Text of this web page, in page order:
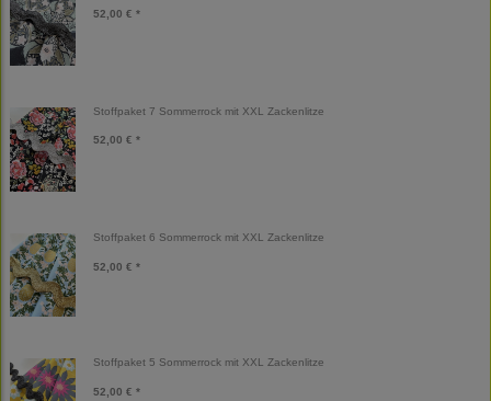
52,00 € *
Stoffpaket 7 Sommerrock mit XXL Zackenlitze
52,00 € *
Stoffpaket 6 Sommerrock mit XXL Zackenlitze
52,00 € *
Stoffpaket 5 Sommerrock mit XXL Zackenlitze
52,00 € *